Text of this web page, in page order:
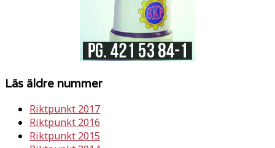
Läs äldre nummer
Riktpunkt 2017
Riktpunkt 2016
Riktpunkt 2015